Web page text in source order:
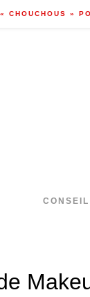
CHOUCHOUS »